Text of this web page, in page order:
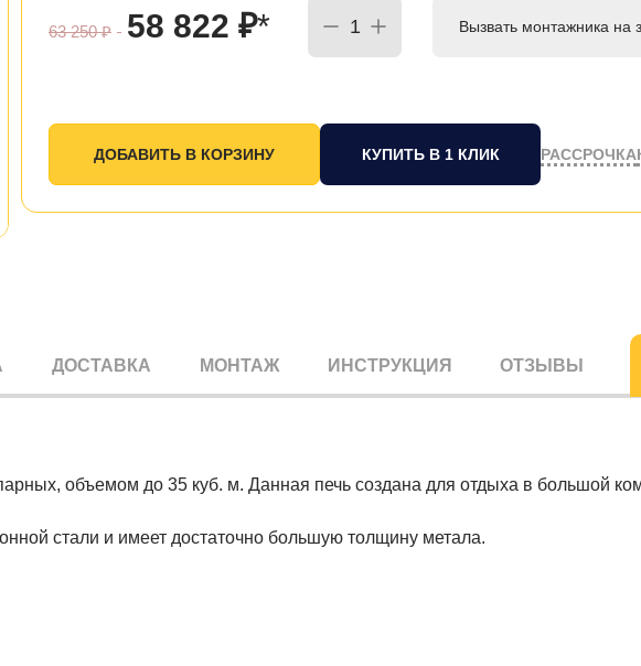
63 250₽ 58 822 ₽* Вызвать монтажника на
КУПИТЬ В 1 КЛИК РАССРОЧКА
ДОСТАВКА МОНТАЖ ИНСТРУКЦИЯ ОТЗЫВЫ
объемом до 35 куб. м. Данная печь создана для отдыха в большой
стали и имеет достаточно большую толщину метала.